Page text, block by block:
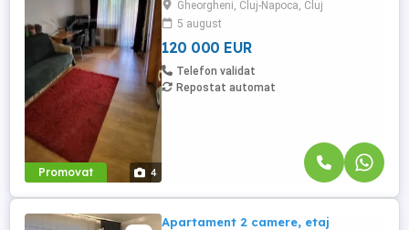
Promovat 4
Compartimentare: Semidecomandat-
dormitor, living, bucatarie, baie si hol. -
Mobilat si utilat ...
Gheorgheni, Cluj-Napoca, Cluj
5 august
120 000 EUR
Telefon validat
Repostat automat
Apartament 2 camere, etaj